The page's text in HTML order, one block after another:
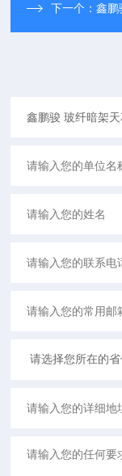
下一个：鑫鹏